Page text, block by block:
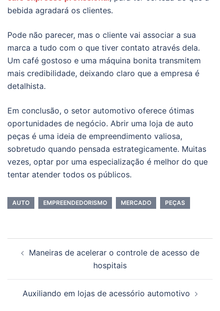
bebida agradará os clientes.
Pode não parecer, mas o cliente vai associar a sua
marca a tudo com o que tiver contato através dela.
Um café gostoso e uma máquina bonita transmitem
mais credibilidade, deixando claro que a empresa é
detalhista.
Em conclusão, o setor automotivo oferece ótimas
oportunidades de negócio. Abrir uma loja de auto
peças é uma ideia de empreendimento valiosa,
sobretudo quando pensada estrategicamente. Muitas
vezes, optar por uma especialização é melhor do que
tentar atender todos os públicos.
AUTO EMPREENDEDORISMO MERCADO PEÇAS
Maneiras de acelerar o controle de acesso de
hospitais
Auxiliando em lojas de acessório automotivo